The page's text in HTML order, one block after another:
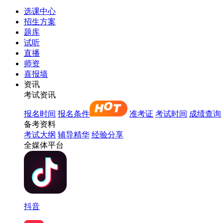
选课中心
招生方案
题库
试听
直播
师资
喜报墙
资讯
考试资讯
报名时间 报名条件 准考证 考试时间 成绩查询
备考资料
考试大纲 辅导精华 经验分享
全媒体平台
抖音